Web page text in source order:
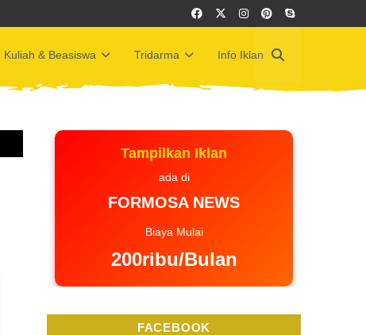
Kuliah & Beasiswa Tridarma Info Iklan
Tampilkan Iklan
ada di
FORMOSA NEWS
Biaya Mulai
200ribu/Bulan
FACEBOOK